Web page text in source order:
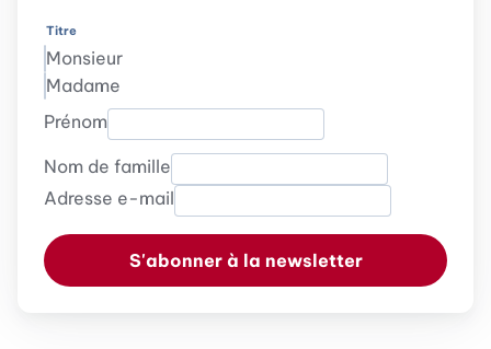
Titre
Monsieur
Madame
Prénom
Nom de famille
Adresse e-mail
S'abonner à la newsletter